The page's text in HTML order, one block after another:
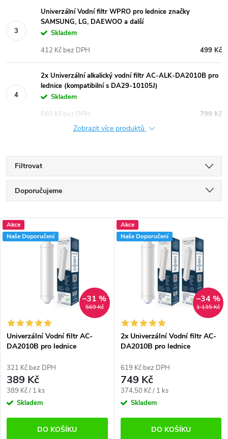
Univerzální Vodní filtr WPRO pro lednice značky
SAMSUNG, LG, DAEWOO a další
Skladem
499 Kč
412 Kč bez DPH
2x Univerzální alkalický vodní filtr AC-ALK-DA2010B pro
lednice (kompatibilní s DA29-10105J)
Skladem
799 Kč
660 Kč bez DPH
Zobrazit více produktů
Filtrovat
Ř
z
r
o
d
u
k
Doporučujeme
Nejdražší
Nejprodávanější
V
ý
p
r
o
d
u
Akce
Naše Doporučení
569 Kč
–31 %
Univerzální Vodní filtr AC-
DA2010B pro lednice
321 Kč bez DPH
389 Kč
Měrná
cena:
389 Kč / 1 ks
Skladem
DO KOŠÍKU
Akce
Naše Doporučení
1 135 Kč
–34 %
2x Univerzální Vodní filtr AC-
DA2010B pro lednice
619 Kč bez DPH
749 Kč
Měrná
cena:
374,50 Kč / 1 ks
Skladem
DO KOŠÍKU